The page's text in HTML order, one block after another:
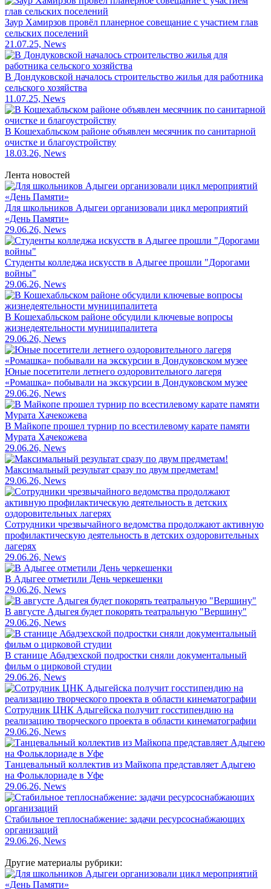
Заур Хамирзов провёл планерное совещание с участием глав
сельских поселений
21.07.25, News
В Дондуковской началось строительство жилья для работника
сельского хозяйства
11.07.25, News
В Кошехабльском районе объявлен месячник по санитарной
очистке и благоустройству
18.03.26, News
Лента новостей
Для школьников Адыгеи организовали цикл мероприятий
«День Памяти»
29.06.26, News
Студенты колледжа искусств в Адыгее прошли "Дорогами
войны"
29.06.26, News
В Кошехабльском районе обсудили ключевые вопросы
жизнедеятельности муниципалитета
29.06.26, News
Юные посетители летнего оздоровительного лагеря
«Ромашка» побывали на экскурсии в Дондуковском музее
29.06.26, News
В Майкопе прошел турнир по всестилевому карате памяти
Мурата Хачекожева
29.06.26, News
Максимальный результат сразу по двум предметам!
29.06.26, News
Сотрудники чрезвычайного ведомства продолжают активную
профилактическую деятельность в детских оздоровительных
лагерях
29.06.26, News
В Адыгее отметили День черкешенки
29.06.26, News
В августе Адыгея будет покорять театральную "Вершину"
29.06.26, News
В станице Абадзехской подростки сняли документальный
фильм о цирковой студии
29.06.26, News
Сотрудник ЦНК Адыгейска получит госстипендию на
реализацию творческого проекта в области кинематографии
29.06.26, News
Танцевальный коллектив из Майкопа представляет Адыгею
на Фольклориаде в Уфе
29.06.26, News
Стабильное теплоснабжение: задачи ресурсоснабжающих
организаций
29.06.26, News
Другие материалы рубрики: